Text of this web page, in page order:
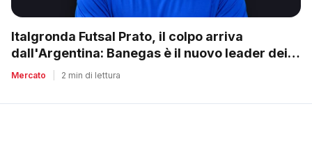
Italgronda Futsal Prato, il colpo arriva
dall'Argentina: Banegas è il nuovo leader dei
biancazzurri
Mercato 2 min di lettura